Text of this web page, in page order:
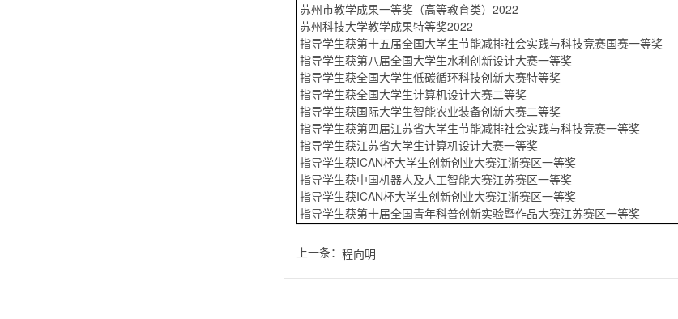
苏州市教学成果一等奖（高等教育类）2022
苏州科技大学教学成果特等奖2022
指导学生获第十五届全国大学生节能减排社会实践与科技竞赛国赛一等奖
指导学生获第八届全国大学生水利创新设计大赛一等奖
指导学生获全国大学生低碳循环科技创新大赛特等奖
指导学生获全国大学生计算机设计大赛二等奖
指导学生获国际大学生智能农业装备创新大赛二等奖
指导学生获第四届江苏省大学生节能减排社会实践与科技竞赛一等奖
指导学生获江苏省大学生计算机设计大赛一等奖
指导学生获ICAN杯大学生创新创业大赛江浙赛区一等奖
指导学生获中国机器人及人工智能大赛江苏赛区一等奖
指导学生获ICAN杯大学生创新创业大赛江浙赛区一等奖
指导学生获第十届全国青年科普创新实验暨作品大赛江苏赛区一等奖
上一条： 程向明